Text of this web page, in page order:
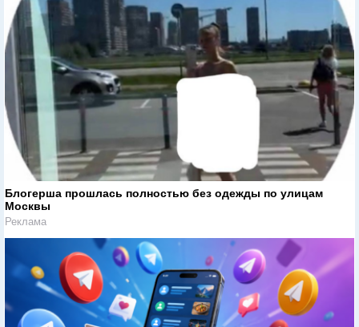
Блогерша прошлась полностью без одежды по улицам
Москвы
Реклама